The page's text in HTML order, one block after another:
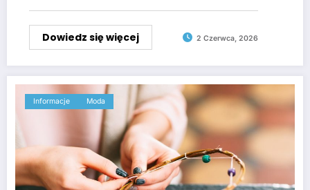
Dowiedz się więcej 2 Czerwca, 2026
Informacje Moda